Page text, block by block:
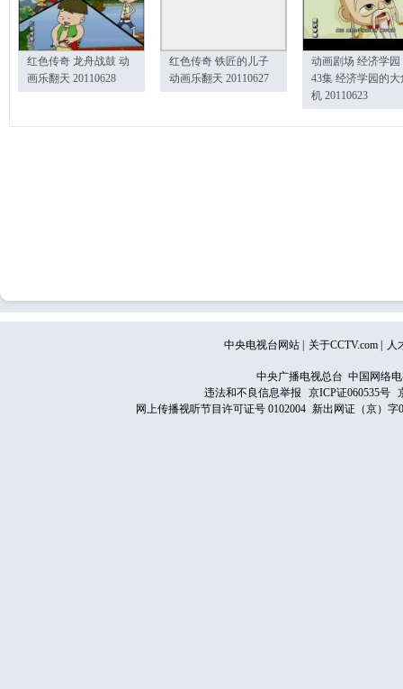
红色传奇 龙舟战鼓 动
画乐翻天 20110628
红色传奇 铁匠的儿子
动画乐翻天 20110627
动画剧场 经济学园
43集 经济学园的大
机 20110623
中央电视台网站 关于CCTV.com 人
中央广播电视总台 中国网络
违法和不良信息举报
京ICP证060535号
网上传播视听节目许可证号 0102004 新出网证（京）